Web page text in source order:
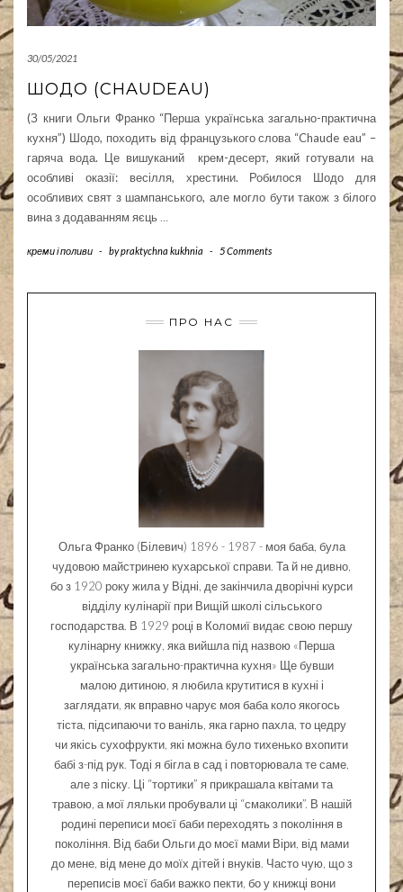
30/05/2021
ШОДО (CHAUDEAU)
(З книги Ольги Франко “Перша українська загально-практична
кухня”) Шодо, походить від французького слова “Chaude eau” –
гаряча вода. Це вишуканий крем-десерт, який готували на
особливі оказії: весілля, хрестини. Робилося Шодо для
особливих свят з шампанського, але могло бути також з білого
вина з додаванням яєць…
креми і поливи - bypraktychna kukhnia - 5 Comments
ПРО НАС
Ольга Франко (Білевич) 1896 - 1987 - моя баба, була
чудовою майстринею кухарської справи. Та й не дивно,
бо з 1920 року жила у Відні, де закінчила дворічні курси
відділу кулінарії при Вищій школі сільського
господарства. В 1929 році в Коломиї видає свою першу
кулінарну книжку, яка вийшла під назвою «Перша
українська загально-практична кухня» Ще бувши
малою дитиною, я любила крутитися в кухні і
заглядати, як вправно чарує моя баба коло якогось
тіста, підсипаючи то ваніль, яка гарно пахла, то цедру
чи якісь сухофрукти, які можна було тихенько вхопити
бабі з-під рук. Тоді я бігла в сад і повторювала те саме,
але з піску. Ці “тортики” я прикрашала квітами та
травою, а мої ляльки пробували ці “смаколики”. В нашій
родині переписи моєї баби переходять з покоління в
покоління. Від баби Ольги до моєї мами Віри, від мами
до мене, від мене до моїх дітей і внуків. Часто чую, що з
переписів моєї баби важко пекти, бо у книжці вони